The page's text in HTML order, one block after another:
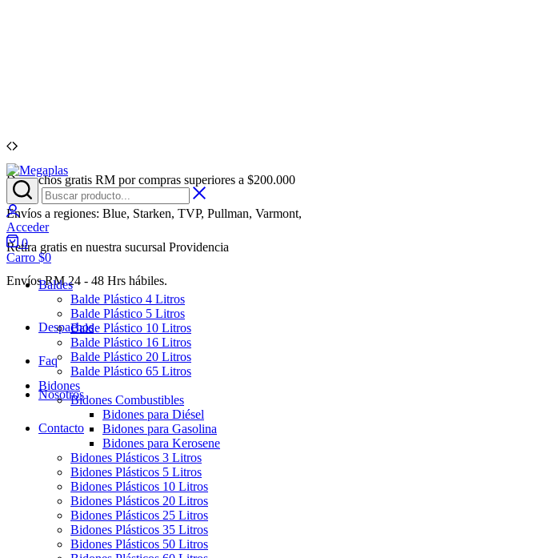
Despachos gratis RM por compras superiores a $200.000
Envíos a regiones: Blue, Starken, TVP, Pullman, Varmont,
Retira gratis en nuestra sucursal Providencia
Envíos RM 24 - 48 Hrs hábiles.
Despachos
Faq
Nosotros
Contacto
Megaplas
Venta
de
Envases
Plásticos
por
Mayor
Acceder
Acceder
0
Carro $0
Baldes
Balde Plástico 4 Litros
Balde Plástico 5 Litros
Balde Plástico 10 Litros
Balde Plástico 16 Litros
Balde Plástico 20 Litros
Balde Plástico 65 Litros
Bidones
Bidones Combustibles
Bidones para Diésel
Bidones para Gasolina
Bidones para Kerosene
Bidones Plásticos 3 Litros
Bidones Plásticos 5 Litros
Bidones Plásticos 10 Litros
Bidones Plásticos 20 Litros
Bidones Plásticos 25 Litros
Bidones Plásticos 35 Litros
Bidones Plásticos 50 Litros